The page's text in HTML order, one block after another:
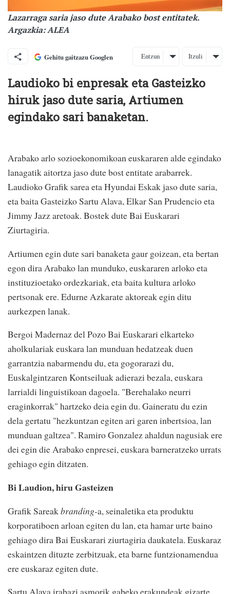
Lazarraga saria jaso dute Arabako bost entitatek.
Argazkia: ALEA
Gehitu gaitzazu Googlen Entzun Itzuli
Laudioko bi enpresak eta Gasteizko
hiruk jaso dute saria, Artiumen
egindako sari banaketan.
Arabako arlo sozioekonomikoan euskararen alde egindako
lanagatik aitortza jaso dute bost entitate arabarrek.
Laudioko Grafik sarea eta Hyundai Eskak jaso dute saria,
eta baita Gasteizko Sartu Alava, Elkar San Prudencio eta
Jimmy Jazz aretoak. Bostek dute Bai Euskarari
Ziurtagiria.
Artiumen egin dute sari banaketa gaur goizean, eta bertan
egon dira Arabako lan munduko, euskararen arloko eta
instituzioetako ordezkariak, eta baita kultura arloko
pertsonak ere. Edurne Azkarate aktoreak egin ditu
aurkezpen lanak.
Bergoi Madernaz del Pozo Bai Euskarari elkarteko
aholkulariak euskara lan munduan hedatzeak duen
garrantzia nabarmendu du, eta gogorarazi du,
Euskalgintzaren Kontseiluak adierazi bezala, euskara
larrialdi linguistikoan dagoela. "Berehalako neurri
eraginkorrak" hartzeko deia egin du. Gaineratu du ezin
dela gertatu "hezkuntzan egiten ari garen inbertsioa, lan
munduan galtzea". Ramiro Gonzalez ahaldun nagusiak ere
dei egin die Arabako enpresei, euskara barneratzeko urrats
gehiago egin ditzaten.
Bi Laudion, hiru Gasteizen
Grafik Sareakbranding-a, seinaletika eta produktu
korporatiboen arloan egiten du lan, eta hamar urte baino
gehiago dira Bai Euskarari ziurtagiria daukatela. Euskaraz
eskaintzen dituzte zerbitzuak, eta barne funtzionamendua
ere euskaraz egiten dute.